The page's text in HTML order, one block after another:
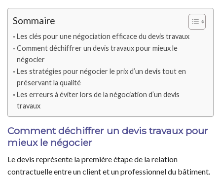
Sommaire
Les clés pour une négociation efficace du devis travaux
Comment déchiffrer un devis travaux pour mieux le
négocier
Les stratégies pour négocier le prix d’un devis tout en
préservant la qualité
Les erreurs à éviter lors de la négociation d’un devis
travaux
Comment déchiffrer un devis travaux pour
mieux le négocier
Le devis représente la première étape de la relation
contractuelle entre un client et un professionnel du bâtiment.